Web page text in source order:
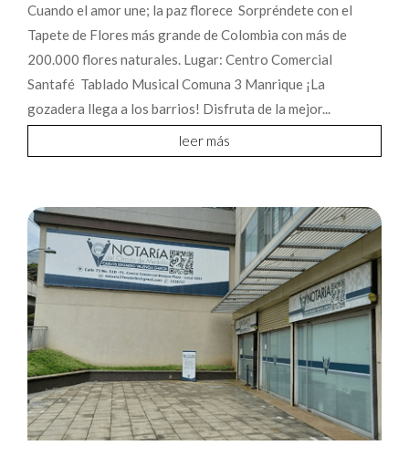
Cuando el amor une; la paz florece Sorpréndete con el
Tapete de Flores más grande de Colombia con más de
200.000 flores naturales. Lugar: Centro Comercial
Santafé Tablado Musical Comuna 3 Manrique ¡La
gozadera llega a los barrios! Disfruta de la mejor...
leer más